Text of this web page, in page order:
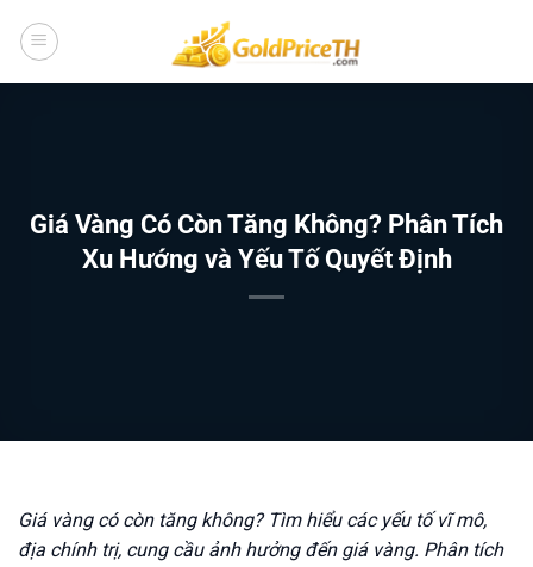
qua
Giá Vàng Có Còn Tăng Không? Phân Tích
Xu Hướng và Yếu Tố Quyết Định
Giá vàng có còn tăng không? Tìm hiểu các yếu tố vĩ mô,
địa chính trị, cung cầu ảnh hưởng đến giá vàng. Phân tích